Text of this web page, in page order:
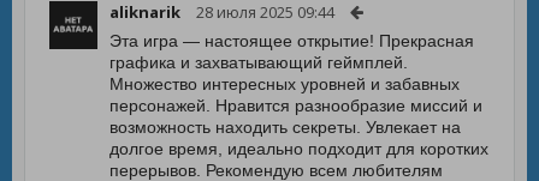
aliknarik 28 июля 2025 09:44
Эта игра — настоящее открытие! Прекрасная
графика и захватывающий геймплей.
Множество интересных уровней и забавных
персонажей. Нравится разнообразие миссий и
возможность находить секреты. Увлекает на
долгое время, идеально подходит для коротких
перерывов. Рекомендую всем любителям